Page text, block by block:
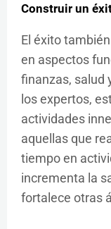
Construir un
El éxito
en aspectos
finanzas, salud
los expertos,
actividades
aquellas que
tiempo en
incrementa la
fortalece otras